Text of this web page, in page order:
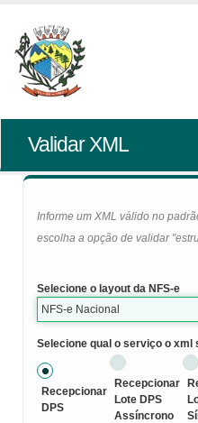
Validar XML
Informe um XML válido no
escolha a opção de validar
Selecione o layout da NFS-e
NFS-e Nacional
Selecione qual o serviço o xml
Recepcionar
DPS
Recepcionar
Lote DPS
Assíncrono